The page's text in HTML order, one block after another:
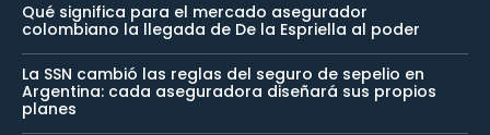
Qué significa para el mercado asegurador
colombiano la llegada de De la Espriella al poder
La SSN cambió las reglas del seguro de sepelio en
Argentina: cada aseguradora diseñará sus propios
planes